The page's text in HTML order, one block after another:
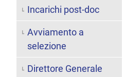
Incarichi post-doc
Avviamento a
selezione
Direttore Generale